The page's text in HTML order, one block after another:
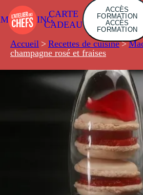
CARTE
CADEAU
ACCÈS
FORMATION
ACCÈS
FORMATION
Accueil > Recettes de cuisine >
champagne rosé et fraises